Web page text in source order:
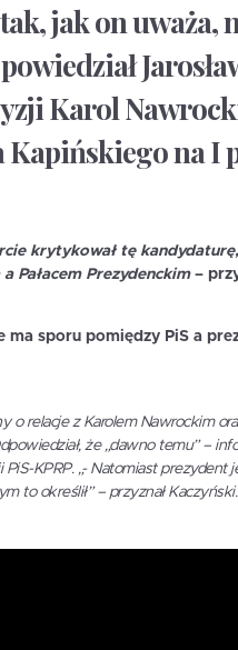
jak on uważa,
Karol
na I
krytykował tę
Pałacem Prezydenckim–
ma sporu pomiędzy PiS a
o relacje z Karolem Nawrockim
że „dawno temu” –
PiS-KPRP. „- Natomiast prezydent
to określił” – przyznał Kaczyński.